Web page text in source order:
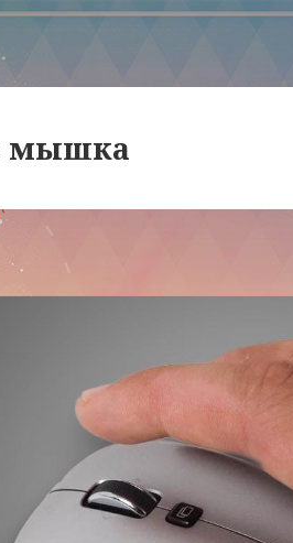
мышка